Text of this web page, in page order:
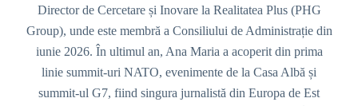
Director de Cercetare și Inovare la Realitatea Plus (PHG
Group), unde este membră a Consiliului de Administrație din
iunie 2026. În ultimul an, Ana Maria a acoperit din prima
linie summit-uri NATO, evenimente de la Casa Albă și
summit-ul G7, fiind singura jurnalistă din Europa de Est